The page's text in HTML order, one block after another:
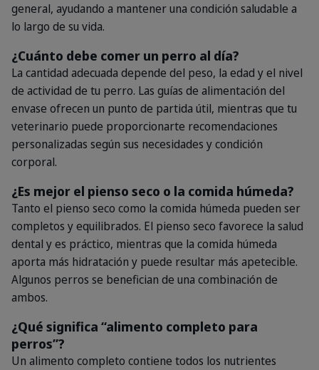
general, ayudando a mantener una condición saludable a
lo largo de su vida.
¿Cuánto debe comer un perro al día?
La cantidad adecuada depende del peso, la edad y el nivel
de actividad de tu perro. Las guías de alimentación del
envase ofrecen un punto de partida útil, mientras que tu
veterinario puede proporcionarte recomendaciones
personalizadas según sus necesidades y condición
corporal.
¿Es mejor el pienso seco o la comida húmeda?
Tanto el pienso seco como la comida húmeda pueden ser
completos y equilibrados. El pienso seco favorece la salud
dental y es práctico, mientras que la comida húmeda
aporta más hidratación y puede resultar más apetecible.
Algunos perros se benefician de una combinación de
ambos.
¿Qué significa “alimento completo para
perros”?
Un alimento completo contiene todos los nutrientes